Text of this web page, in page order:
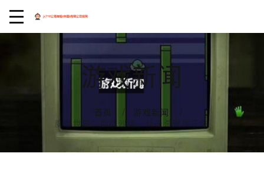
游戏新闻
首页
游戏新闻
魔兽世界：血战沙场，计击杀谁属于你